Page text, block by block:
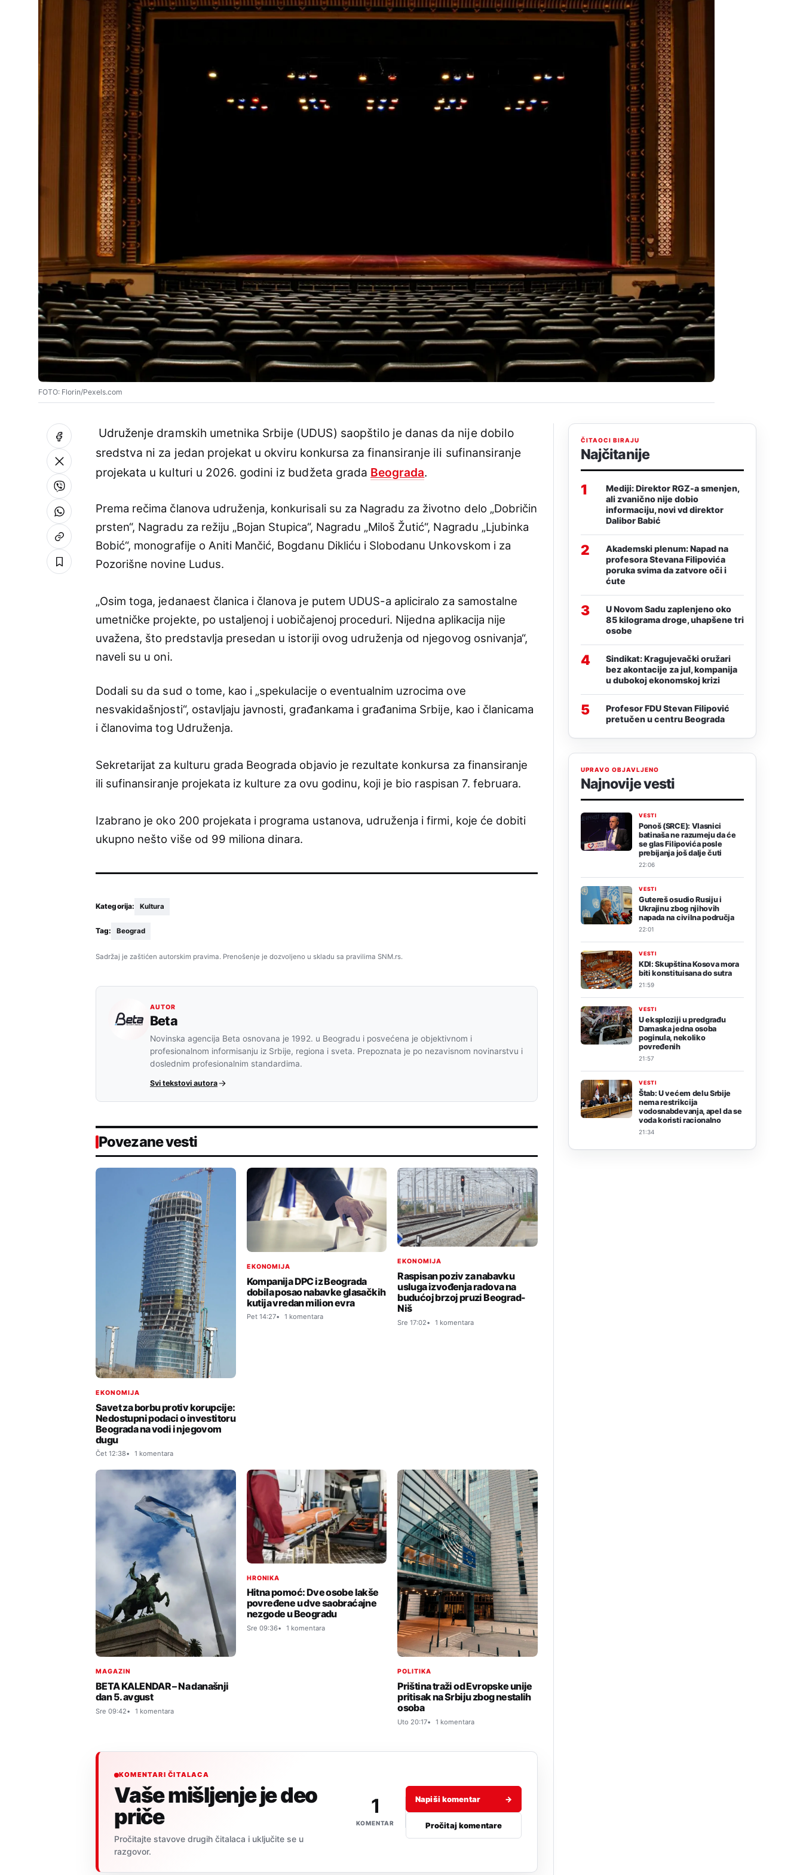
FOTO: Florin/Pexels.com
Udruženje dramskih umetnika Srbije (UDUS) saopštilo je danas da nije dobilo
sredstva ni za jedan projekat u okviru konkursa za finansiranje ili sufinansiranje
projekata u kulturi u 2026. godini iz budžeta grada Beograda.
Prema rečima članova udruženja, konkurisali su za Nagradu za životno delo „Dobričin
prsten“, Nagradu za režiju „Bojan Stupica“, Nagradu „Miloš Žutić“, Nagradu „Ljubinka
Bobić“, monografije o Aniti Mančić, Bogdanu Dikliću i Slobodanu Unkovskom i za
Pozorišne novine Ludus.
„Osim toga, jedanaest članica i članova je putem UDUS-a apliciralo za samostalne
umetničke projekte, po ustaljenoj i uobičajenoj proceduri. Nijedna aplikacija nije
uvažena, što predstavlja presedan u istoriji ovog udruženja od njegovog osnivanja“,
naveli su u oni.
Dodali su da sud o tome, kao i „spekulacije o eventualnim uzrocima ove
nesvakidašnjosti“, ostavljaju javnosti, građankama i građanima Srbije, kao i članicama
i članovima tog Udruženja.
Sekretarijat za kulturu grada Beograda objavio je rezultate konkursa za finansiranje
ili sufinansiranje projekata iz kulture za ovu godinu, koji je bio raspisan 7. februara.
Izabrano je oko 200 projekata i programa ustanova, udruženja i firmi, koje će dobiti
ukupno nešto više od 99 miliona dinara.
Kategorija: Kultura
Tag: Beograd
Sadržaj je zaštićen autorskim pravima. Prenošenje je dozvoljeno u skladu sa pravilima SNM.rs.
AUTOR
Beta
Novinska agencija Beta osnovana je 1992. u Beogradu i posvećena je objektivnom i
profesionalnom informisanju iz Srbije, regiona i sveta. Prepoznata je po nezavisnom novinarstvu i
doslednim profesionalnim standardima.
Svi tekstovi autora
Povezane vesti
EKONOMIJA
Savet za borbu protiv korupcije:
Nedostupni podaci o investitoru
Beograda na vodi i njegovom
dugu
Čet 12:38 1 komentara
EKONOMIJA
Kompanija DPC iz Beograda
dobila posao nabavke glasačkih
kutija vredan milion evra
Pet 14:27 1 komentara
EKONOMIJA
Raspisan poziv za nabavku
usluga izvođenja radova na
budućoj brzoj pruzi Beograd-
Niš
Sre 17:02 1 komentara
MAGAZIN
BETA KALENDAR – Na današnji
dan 5. avgust
Sre 09:42 1 komentara
HRONIKA
Hitna pomoć: Dve osobe lakše
povređene u dve saobraćajne
nezgode u Beogradu
Sre 09:36 1 komentara
POLITIKA
Priština traži od Evropske unije
pritisak na Srbiju zbog nestalih
osoba
Uto 20:17 1 komentara
KOMENTARI ČITALACA
Vaše mišljenje je deo
priče
Pročitajte stavove drugih čitalaca i uključite se u
razgovor.
1
KOMENTAR
Napiši komentar →
Pročitaj komentare
ČITAOCI BIRAJU
Najčitanije
1
Mediji: Direktor RGZ-a smenjen,
ali zvanično nije dobio
informaciju, novi vd direktor
Dalibor Babić
2
Akademski plenum: Napad na
profesora Stevana Filipovića
poruka svima da zatvore oči i
ćute
3
U Novom Sadu zaplenjeno oko
85 kilograma droge, uhapšene tri
osobe
4
Sindikat: Kragujevački oružari
bez akontacije za jul, kompanija
u dubokoj ekonomskoj krizi
5
Profesor FDU Stevan Filipović
pretučen u centru Beograda
UPRAVO OBJAVLJENO
Najnovije vesti
VESTI
Ponoš (SRCE): Vlasnici
batinaša ne razumeju da će
se glas Filipovića posle
prebijanja još dalje čuti
22:06
VESTI
Gutereš osudio Rusiju i
Ukrajinu zbog njihovih
napada na civilna područja
22:01
VESTI
KDI: Skupština Kosova mora
biti konstituisana do sutra
21:59
VESTI
U eksploziji u predgrađu
Damaska jedna osoba
poginula, nekoliko
povređenih
21:57
VESTI
Štab: U većem delu Srbije
nema restrikcija
vodosnabdevanja, apel da se
voda koristi racionalno
21:34